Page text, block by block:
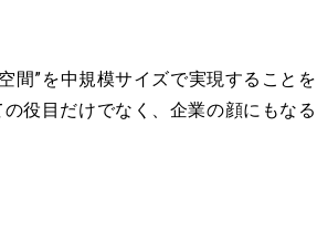
間”を中規模サイズで実現すること
役目だけでなく、企業の顔にもな